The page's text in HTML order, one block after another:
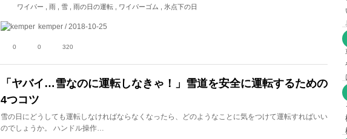
ワイパー , 雨 , 雪 , 雨の日の運転 , ワイパーゴム , 氷点下の日
kemper / 2018-10-25
0 0 320
「ヤバイ…雪なのに運転しなきゃ！」雪道を安全に運転するための
4つコツ
雪の日にどうしても運転しなければならなくなったら、どのようなことに気をつけて運転すればいい
のでしょうか。 ハンドル操作…